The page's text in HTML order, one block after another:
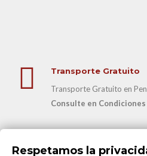
Transporte Gratuito
Transporte Gratuito en
Consulte en
B82632282 con Registro
Respetamos la